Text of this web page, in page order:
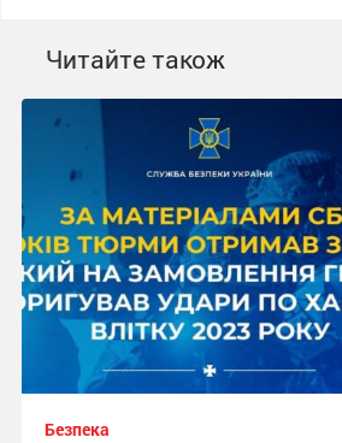
Читайте також
Безпека